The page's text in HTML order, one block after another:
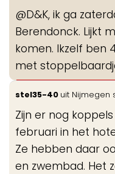
@D&K, ik ga
Berendonck. Lijkt
komen. Ikzelf ben
met
stel35-40 uit Nijmegen
Zijn er nog
februari in het
Ze hebben daar
en zwembad. Het